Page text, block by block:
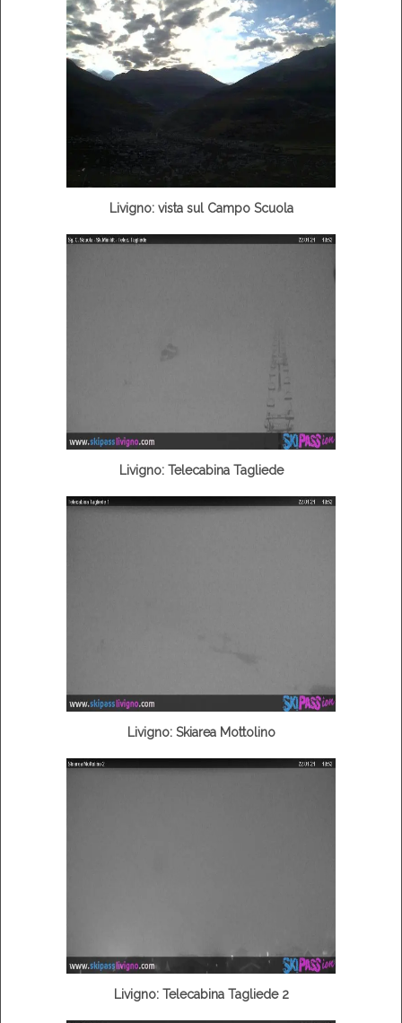
Livigno: vista sul Campo Scuola
Livigno: Telecabina Tagliede
Livigno: Skiarea Mottolino
Livigno: Telecabina Tagliede 2